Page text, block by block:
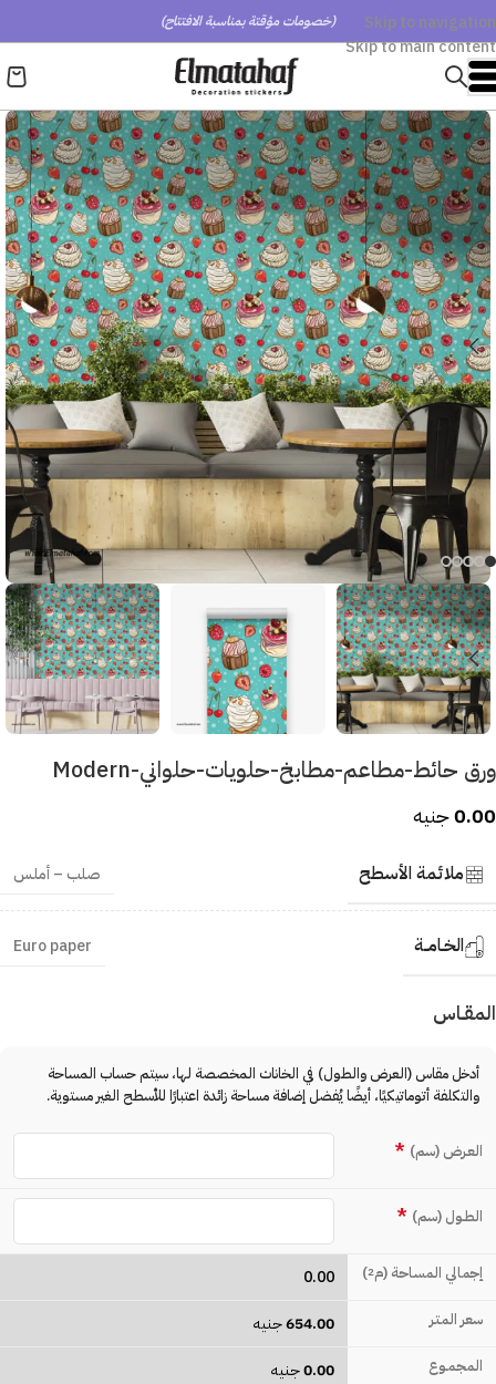
Skip to navigation
Skip to main content
(خصومات مؤقتة بمناسبة الافتتاح)
ورق حائط-مطاعم-مطابخ-حلويات-حلواني-Modern
0.00جنيه
ملائمة الأسطح صلب – أملس
الخـامــة Euro paper
المقـاس
أدخل مقاس (العرض والطول) في الخانات المخصصة لها، سيتم حساب المساحة
والتكلفة أتوماتيكيًا، أيضًا يُفضل إضافة مساحة زائدة اعتبارًا للأسطح الغير مستوية.
العـرض (سم) *
الطـول (سم) *
إجمالي المساحة (م2
)
0.00
سعر المتـر 654.00جنيه
المجمـوع 0.00جنيه